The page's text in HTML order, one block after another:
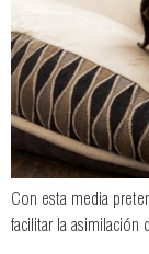
Con esta media
facilitar la asimilación